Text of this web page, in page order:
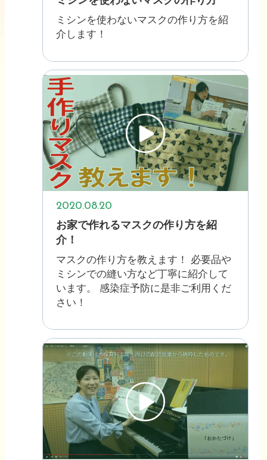
ミシンを使わないマスクの作り方を紹
介します！
2020.08.20
お家で作れるマスクの作り方を紹
介！
マスクの作り方を教えます！ 必要品や
ミシンでの縫い方など丁寧に紹介して
います。 感染症予防に是非ご利用くだ
さい！